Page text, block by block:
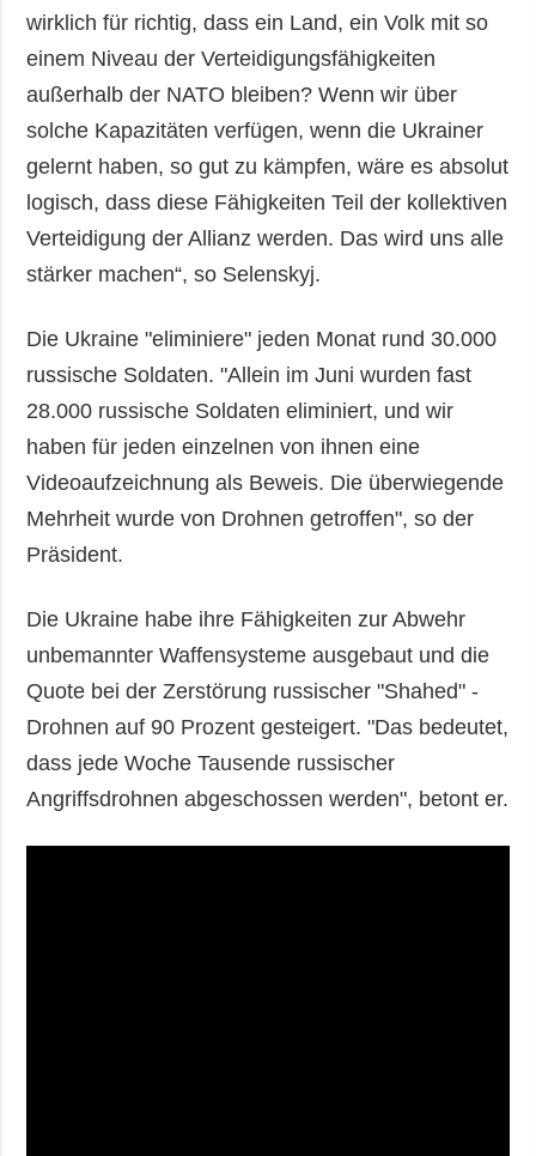
wirklich für richtig, dass ein Land, ein Volk mit so
einem Niveau der Verteidigungsfähigkeiten
außerhalb der NATO bleiben? Wenn wir über
solche Kapazitäten verfügen, wenn die Ukrainer
gelernt haben, so gut zu kämpfen, wäre es absolut
logisch, dass diese Fähigkeiten Teil der kollektiven
Verteidigung der Allianz werden. Das wird uns alle
stärker machen“, so Selenskyj.
Die Ukraine "eliminiere" jeden Monat rund 30.000
russische Soldaten. "Allein im Juni wurden fast
28.000 russische Soldaten eliminiert, und wir
haben für jeden einzelnen von ihnen eine
Videoaufzeichnung als Beweis. Die überwiegende
Mehrheit wurde von Drohnen getroffen", so der
Präsident.
Die Ukraine habe ihre Fähigkeiten zur Abwehr
unbemannter Waffensysteme ausgebaut und die
Quote bei der Zerstörung russischer "Shahed" -
Drohnen auf 90 Prozent gesteigert. "Das bedeutet,
dass jede Woche Tausende russischer
Angriffsdrohnen abgeschossen werden", betont er.